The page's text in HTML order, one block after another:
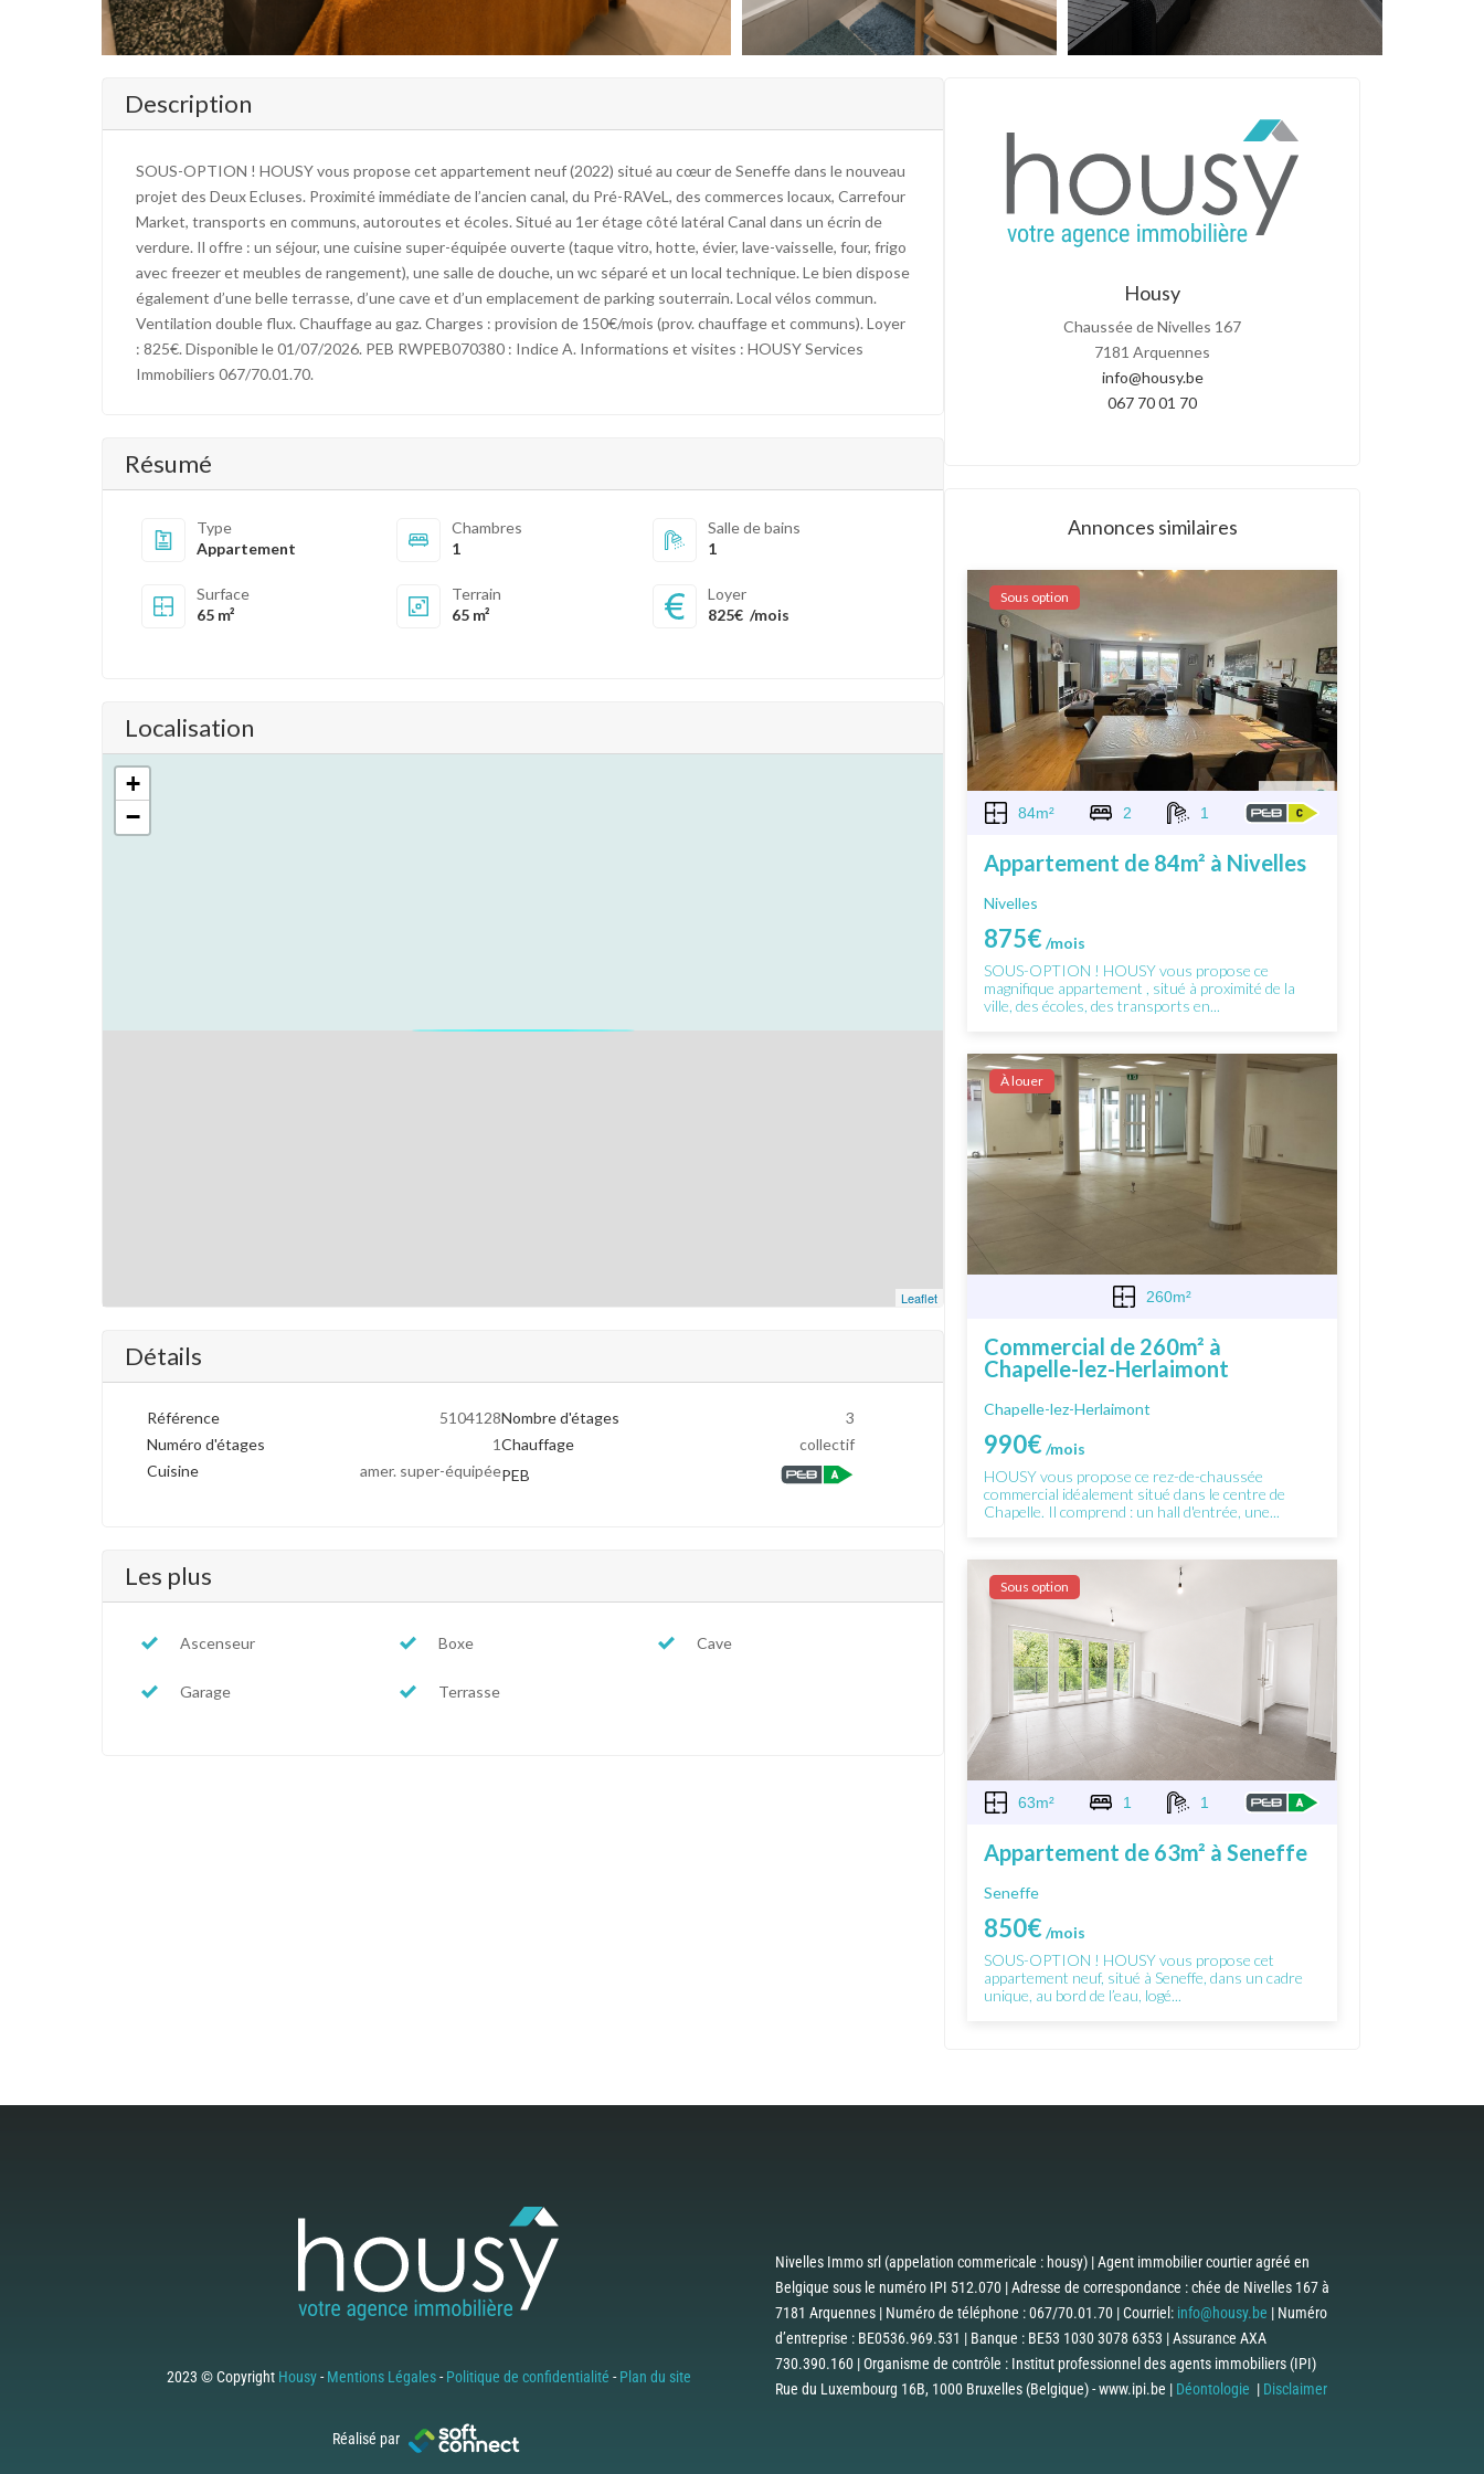
Description
SOUS-OPTION ! HOUSY vous propose cet appartement neuf (2022) situé au cœur de Seneffe dans le nouveau
projet des Deux Ecluses. Proximité immédiate de l’ancien canal, du Pré-RAVeL, des commerces locaux, Carrefour
Market, transports en communs, autoroutes et écoles. Situé au 1er étage côté latéral Canal dans un écrin de
verdure. Il offre : un séjour, une cuisine super-équipée ouverte (taque vitro, hotte, évier, lave-vaisselle, four, frigo
avec freezer et meubles de rangement), une salle de douche, un wc séparé et un local technique. Le bien dispose
également d’une belle terrasse, d’une cave et d’un emplacement de parking souterrain. Local vélos commun.
Ventilation double flux. Chauffage au gaz. Charges : provision de 150€/mois (prov. chauffage et communs). Loyer
: 825€. Disponible le 01/07/2026. PEB RWPEB070380 : Indice A. Informations et visites : HOUSY Services
Immobiliers 067/70.01.70.
Résumé
Type
Appartement
Chambres
1
Salle de bains
1
Surface
65 m²
Terrain
65 m²
Loyer
825€ /mois
Localisation
+
−
Leaflet
Détails
Référence 5104128Nombre d'étages
3
Numéro d'étages
1Chauffage
collectif
Cuisine
amer. super-équipéePEB
Les plus
Ascenseur Boxe Cave
Garage Terrasse
Housy
Chaussée de Nivelles 167
7181 Arquennes
info@housy.be
067 70 01 70
Annonces similaires
Sous option
84m² 2 1
Appartement de 84m² à Nivelles
Nivelles
875€/mois
SOUS-OPTION ! HOUSY vous propose ce
magnifique appartement , situé à proximité de la
ville, des écoles, des transports en...
À louer
260m²
Commercial de 260m² à
Chapelle-lez-Herlaimont
Chapelle-lez-Herlaimont
990€/mois
HOUSY vous propose ce rez-de-chaussée
commercial idéalement situé dans le centre de
Chapelle. Il comprend : un hall d'entrée, une...
Sous option
63m² 1 1
Appartement de 63m² à Seneffe
Seneffe
850€/mois
SOUS-OPTION ! HOUSY vous propose cet
appartement neuf, situé à Seneffe, dans un cadre
unique, au bord de l’eau, logé...
2023 © Copyright Housy-Mentions Légales-Politique de confidentialité -Plan du site
Réalisé par
Nivelles Immo srl (appelation commericale : housy) | Agent immobilier courtier agréé en
Belgique sous le numéro IPI 512.070 | Adresse de correspondance : chée de Nivelles 167 à
7181 Arquennes | Numéro de téléphone : 067/70.01.70 | Courriel: info@housy.be | Numéro
d’entreprise : BE0536.969.531 | Banque : BE53 1030 3078 6353 | Assurance AXA
730.390.160 | Organisme de contrôle : Institut professionnel des agents immobiliers (IPI)
Rue du Luxembourg 16B, 1000 Bruxelles (Belgique) - www.ipi.be | Déontologie | Disclaimer